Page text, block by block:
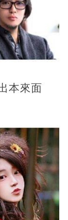
本來面